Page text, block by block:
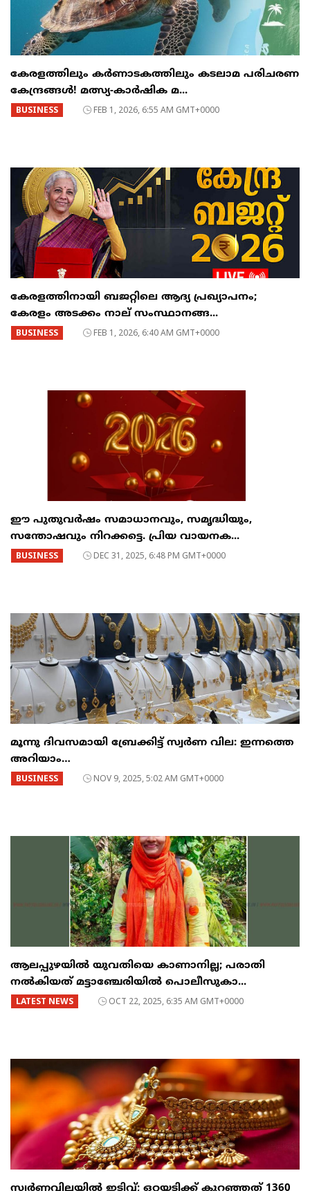
കേരളത്തിലും കർണാടകത്തിലും കടലാമ പരിചരണ
കേന്ദ്രങ്ങൾ! മത്സ്യ-കാർഷിക മ...
BUSINESS FEB 1, 2026, 6:55 AM GMT+0000
കേരളത്തിനായി ബജറ്റിലെ ആദ്യ പ്രഖ്യാപനം;
കേരളം അടക്കം നാല് സംസ്ഥാനങ്ങ...
BUSINESS FEB 1, 2026, 6:40 AM GMT+0000
ഈ പുതുവർഷം സമാധാനവും, സമൃദ്ധിയും,
സന്തോഷവും നിറക്കട്ടെ. പ്രിയ വായനക...
BUSINESS DEC 31, 2025, 6:48 PM GMT+0000
മൂന്നു ദിവസമായി ബ്രേക്കിട്ട് സ്വര്‍ണ വില: ഇന്നത്തെ
അറിയാം…
BUSINESS NOV 9, 2025, 5:02 AM GMT+0000
ആലപ്പുഴയിൽ യുവതിയെ കാണാനില്ല; പരാതി
നൽകിയത് മട്ടാഞ്ചേരിയിൽ പൊലീസുകാ...
LATEST NEWS OCT 22, 2025, 6:35 AM GMT+0000